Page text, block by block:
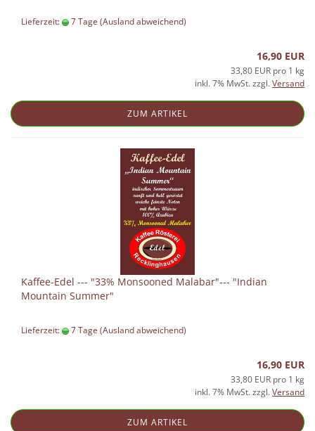
Lieferzeit: 7 Tage (Ausland abweichend)
16,90 EUR
33,80 EUR pro 1 kg
inkl. 7% MwSt. zzgl.Versand
ZUM ARTIKEL
Kaffee-Edel --- "33% Monsooned Malabar"--- "Indian
Mountain Summer"
Lieferzeit: 7 Tage (Ausland abweichend)
16,90 EUR
33,80 EUR pro 1 kg
inkl. 7% MwSt. zzgl.Versand
ZUM ARTIKEL